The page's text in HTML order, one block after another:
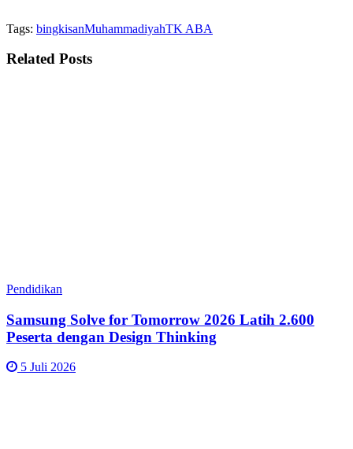
Tags: bingkisanMuhammadiyahTK ABA
Related Posts
Pendidikan
Samsung Solve for Tomorrow 2026 Latih 2.600
Peserta dengan Design Thinking
5 Juli 2026